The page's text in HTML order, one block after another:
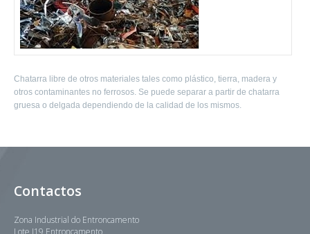
Chatarra libre de otros materiales tales como plástico, tierra, madera y
otros contaminantes no ferrosos. Se puede separar a partir de chatarra
gruesa o delgada dependiendo de la calidad de los mismos.
Contactos
Zona Industrial do Entroncamento
Lote I19 Entroncamento